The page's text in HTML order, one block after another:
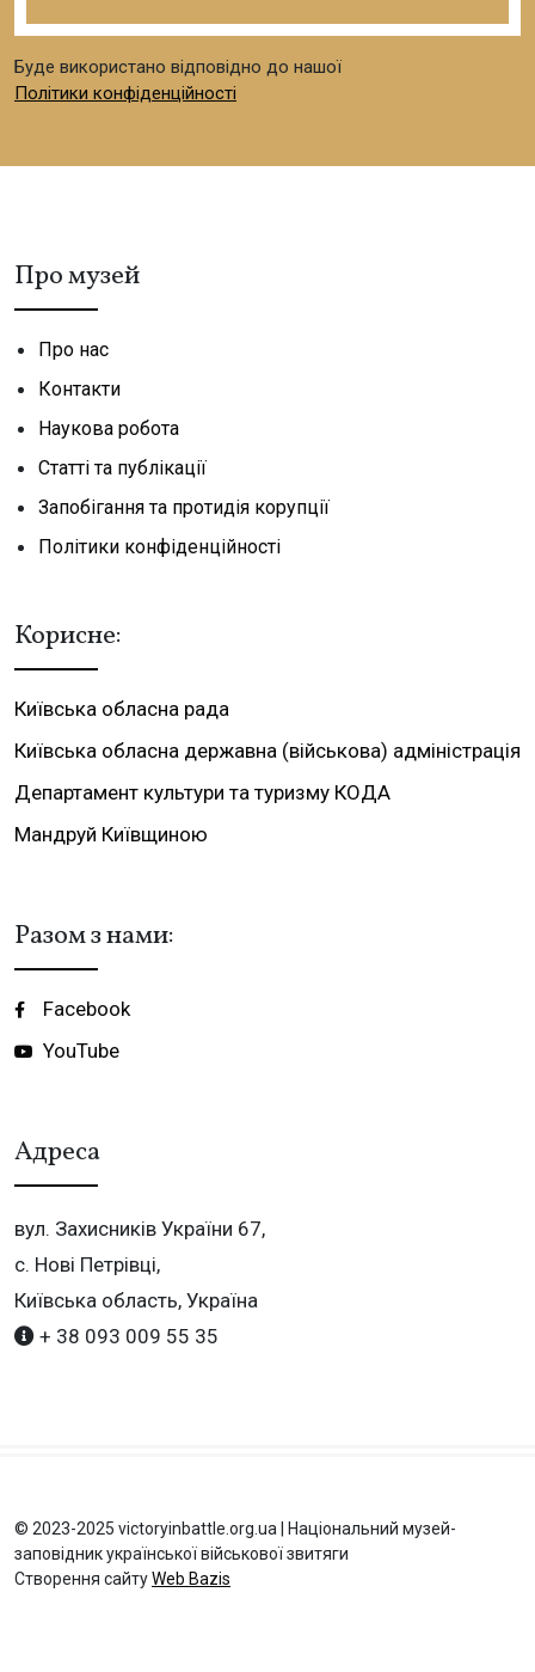
Буде використано відповідно до нашої
Політики конфіденційності
Про музей
Про нас
Контакти
Наукова робота
Статті та публікації
Запобігання та протидія корупції
Політики конфіденційності
Корисне:
Київська обласна рада
Київська обласна державна (військова) адміністрація
Департамент культури та туризму КОДА
Мандруй Київщиною
Разом з нами:
Facebook
YouTube
Адреса
вул. Захисників України 67,
с. Нові Петрівці,
Київська область, Україна
+ 38 093 009 55 35
© 2023-2025 victoryinbattle.org.ua | Національний музей-
заповідник української військової звитяги
Створення сайтуWeb Bazis